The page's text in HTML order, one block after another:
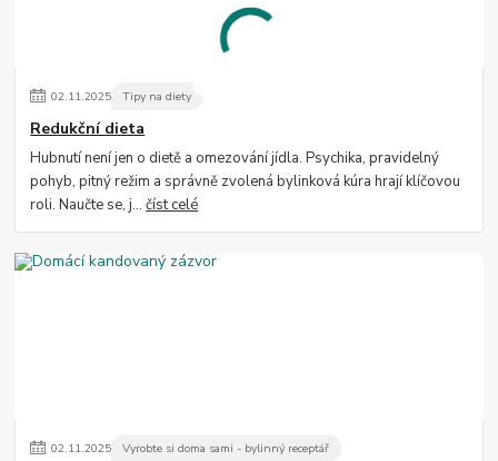
02.11.2025 Tipy na diety
Redukční dieta
Hubnutí není jen o dietě a omezování jídla. Psychika, pravidelný
pohyb, pitný režim a správně zvolená bylinková kúra hrají klíčovou
roli. Naučte se, j...číst celé
02.11.2025 Vyrobte si doma sami - bylinný receptář